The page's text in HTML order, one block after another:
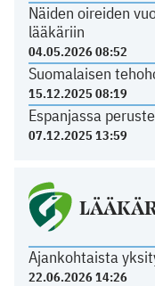
Näiden oireiden
lääkäriin
04.05.2026 08:52
Suomalaisen
15.12.2025 08:19
Espanjassa
07.12.2025 13:59
Ajankohtaista
22.06.2026 14:26